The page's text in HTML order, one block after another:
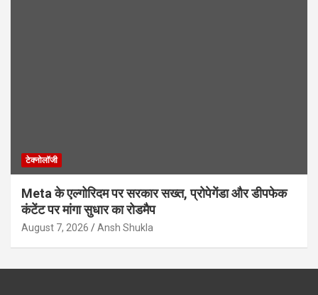
टेक्नोलॉजी
Meta के एल्गोरिदम पर सरकार सख्त, प्रोपेगेंडा और डीपफेक
कंटेंट पर मांगा सुधार का रोडमैप
August 7, 2026 Ansh Shukla